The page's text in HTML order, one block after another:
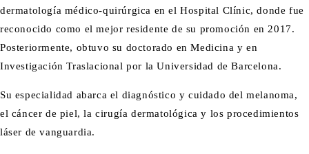
dermatología médico-quirúrgica en el Hospital Clínic, donde fue
reconocido como el mejor residente de su promoción en 2017.
Posteriormente, obtuvo su doctorado en Medicina y en
Investigación Traslacional por la Universidad de Barcelona.
Su especialidad abarca el diagnóstico y cuidado del melanoma,
el cáncer de piel, la cirugía dermatológica y los procedimientos
láser de vanguardia.